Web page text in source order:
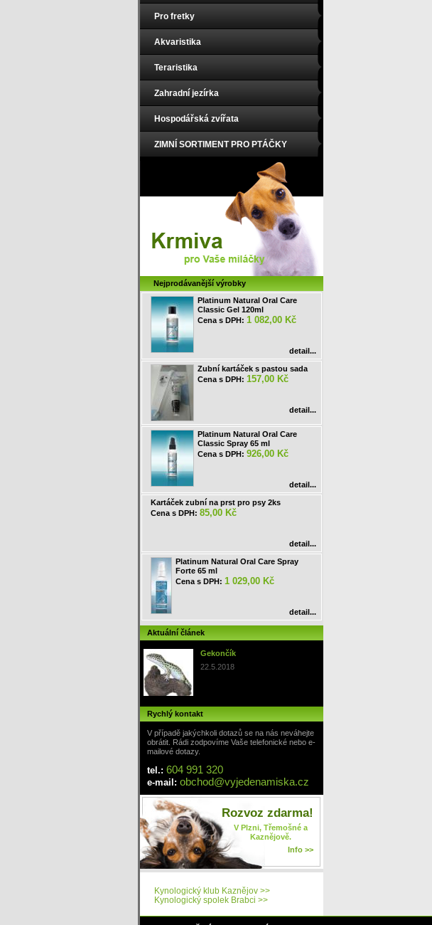
Pro fretky
Akvaristika
Teraristika
Zahradní jezírka
Hospodářská zvířata
ZIMNÍ SORTIMENT PRO PTÁČKY
Nejprodávanější výrobky
Platinum Natural Oral Care
Classic Gel 120ml
Cena s DPH: 1 082,00 Kč
detail...
Zubní kartáček s pastou sada
Cena s DPH: 157,00 Kč
detail...
Platinum Natural Oral Care
Classic Spray 65 ml
Cena s DPH: 926,00 Kč
detail...
Kartáček zubní na prst pro psy 2ks
Cena s DPH: 85,00 Kč
detail...
Platinum Natural Oral Care Spray
Forte 65 ml
Cena s DPH: 1 029,00 Kč
detail...
Aktuální článek
Gekončík
22.5.2018
Rychlý kontakt
V případě jakýchkoli dotazů se na nás neváhejte
obrátit. Rádi zodpovíme Vaše telefonické nebo e-
mailové dotazy.
tel.: 604 991 320
e-mail: obchod@vyjedenamiska.cz
Rozvoz zdarma!
V Plzni, Třemošné a
Kaznějově.
Info >>
Kynologický klub Kaznějov >>
Kynologický spolek Brabci >>